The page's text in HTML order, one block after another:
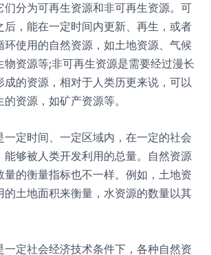
们分为可再生资源和非可再生资源。可
后，能在一定时间内更新、再生，或者
环使用的自然资源，如土地资源、气候
物资源等;非可再生资源是需要经过漫长
成的资源，相对于人类历更来说，可以
资源，如矿产资源等。
一定时间、一定区域内，在一定的社会
能够被人类开发利用的总量。自然资源
量的衡量指标也不一样。例如，土地资
的土地面积来衡量，水资源的数量以其
一定社会经济技术条件下，各种自然资